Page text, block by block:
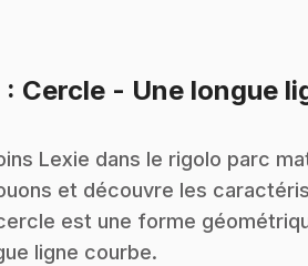
: Cercle - Une longue
Lexie dans le rigolo parc
et découvre les
est une forme
ligne courbe.